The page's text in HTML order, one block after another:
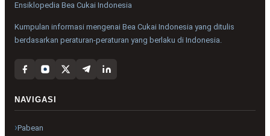
Ensiklopedia Bea Cukai Indonesia
Kumpulan informasi mengenai Bea Cukai Indonesia yang ditulis
berdasarkan peraturan-peraturan yang berlaku di Indonesia.
NAVIGASI
Pabean